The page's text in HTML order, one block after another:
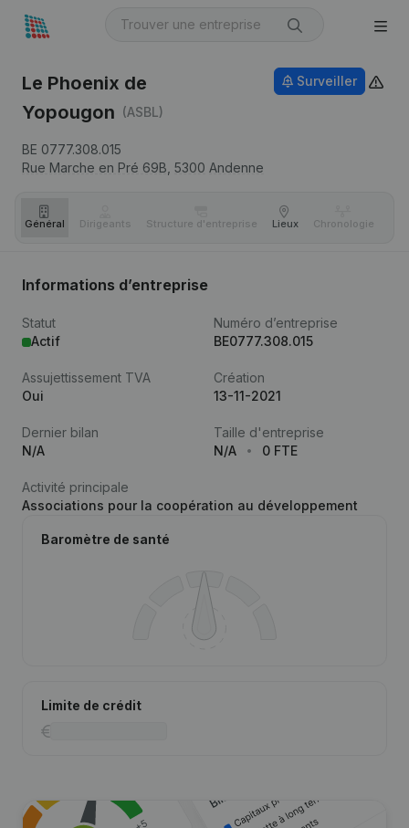
Le Phoenix de
Yopougon (ASBL)
BE 0777.308.015
Rue Marche en Pré 69B, 5300 Andenne
Surveiller
Général Dirigeants Structure d'entreprise Lieux Chronologie
Informations d’entreprise
Statut
Actif
Numéro d’entreprise
BE0777.308.015
Assujettissement TVA
Oui
Création
13-11-2021
Dernier bilan
N/A
Taille d'entreprise
N/A
0 FTE
Activité principale
Associations pour la coopération au développement
Baromètre de santé
Limite de crédit